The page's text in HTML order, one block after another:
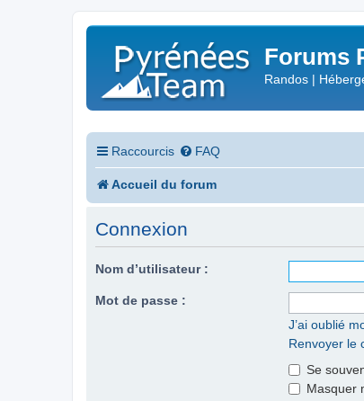
Forums
Randos |
Raccourcis FAQ
Accueil du forum
Connexion
Nom d’utilisateur :
Mot de passe :
J’ai oublié
Renvoyer le
Se
Masquer